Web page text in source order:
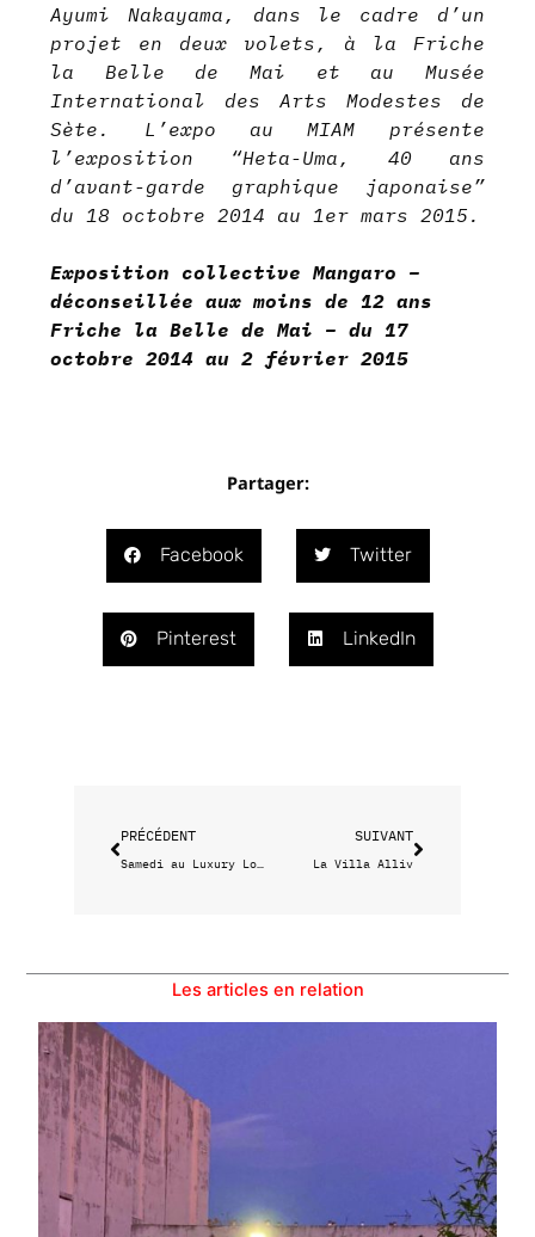
Ayumi Nakayama, dans le cadre d’un
projet en deux volets, à la Friche
la Belle de Mai et au Musée
International des Arts Modestes de
Sète. L’expo au MIAM présente
l’exposition “Heta-Uma, 40 ans
d’avant-garde graphique japonaise”
du 18 octobre 2014 au 1er mars 2015.
Exposition collective Mangaro –
déconseillée aux moins de 12 ans
Friche la Belle de Mai – du 17
octobre 2014 au 2 février 2015
Partager:
Facebook Twitter
Pinterest LinkedIn
PRÉCÉDENT
Samedi au Luxury Lobsters
SUIVANT
La Villa Alliv
Les articles en relation